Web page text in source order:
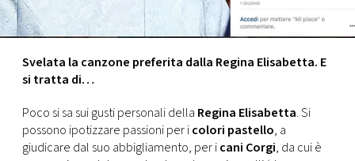
PRINCIPATO
DI
MONACO
RMC
CONSIGLIA
Svelata la canzone preferita dalla Regina Elisabetta. E
si tratta di…
Poco si sa sui gusti personali della Regina Elisabetta. Si
possono ipotizzare passioni per icolori pastello, a
giudicare dal suo abbigliamento, per icani Corgi, da cui è